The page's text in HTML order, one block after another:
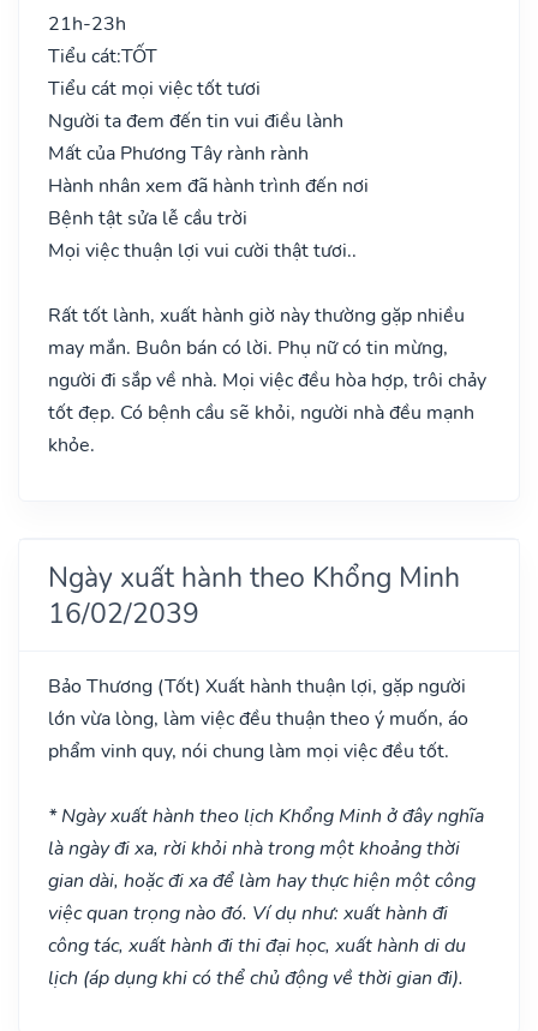
21h-23h
Tiểu cát:TỐT
Tiểu cát mọi việc tốt tươi
Người ta đem đến tin vui điều lành
Mất của Phương Tây rành rành
Hành nhân xem đã hành trình đến nơi
Bệnh tật sửa lễ cầu trời
Mọi việc thuận lợi vui cười thật tươi..
Rất tốt lành, xuất hành giờ này thường gặp nhiều
may mắn. Buôn bán có lời. Phụ nữ có tin mừng,
người đi sắp về nhà. Mọi việc đều hòa hợp, trôi chảy
tốt đẹp. Có bệnh cầu sẽ khỏi, người nhà đều mạnh
khỏe.
Ngày xuất hành theo Khổng Minh
16/02/2039
Bảo Thương (Tốt) Xuất hành thuận lợi, gặp người
lớn vừa lòng, làm việc đều thuận theo ý muốn, áo
phẩm vinh quy, nói chung làm mọi việc đều tốt.
* Ngày xuất hành theo lịch Khổng Minh ở đây nghĩa
là ngày đi xa, rời khỏi nhà trong một khoảng thời
gian dài, hoặc đi xa để làm hay thực hiện một công
việc quan trọng nào đó. Ví dụ như: xuất hành đi
công tác, xuất hành đi thi đại học, xuất hành di du
lịch (áp dụng khi có thể chủ động về thời gian đi).